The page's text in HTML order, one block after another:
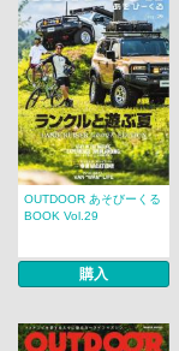
OUTDOOR あそびーくる
BOOK Vol.29
購入